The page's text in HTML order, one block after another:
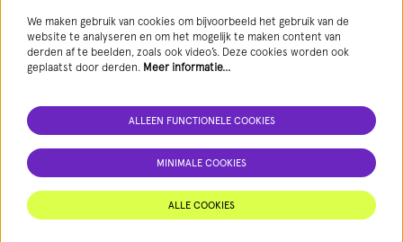
AANMELDEN NIEUWSBRIEF
We maken gebruik van cookies om bijvoorbeeld het gebruik van de
website te analyseren en om het mogelijk te maken content van
derden af te beelden, zoals ook video’s. Deze cookies worden ook
geplaatst door derden. Meer informatie…
ALLEEN FUNCTIONELE COOKIES
MINIMALE COOKIES
ALLE COOKIES